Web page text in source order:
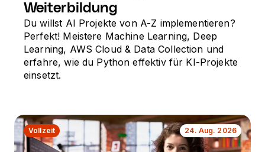
Weiterbildung
Du willst AI Projekte von A-Z implementieren?
Perfekt! Meistere Machine Learning, Deep
Learning, AWS Cloud & Data Collection und
erfahre, wie du Python effektiv für KI-Projekte
einsetzt.
24. Aug. 2026
Vollzeit